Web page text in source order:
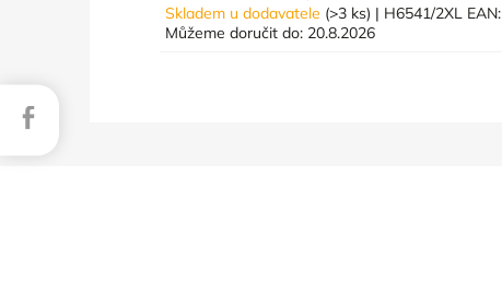
Skladem u dodavatele (>3 ks) | H6541/2XL EAN:
Můžeme doručit do: 20.8.2026